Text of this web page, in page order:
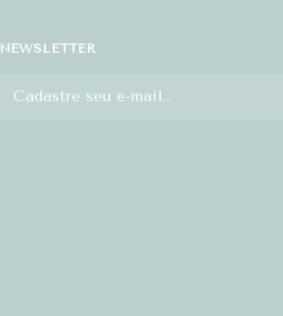
NEWSLETTER